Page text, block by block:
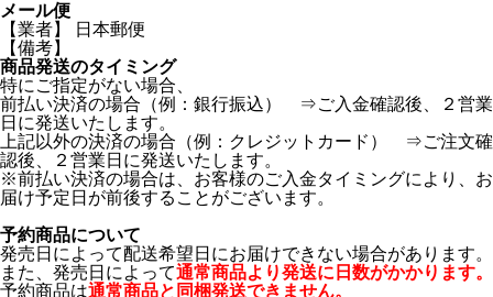
メール便
【業者】 日本郵便
【備考】
商品発送のタイミング
特にご指定がない場合、
前払い決済の場合（例：銀行振込） ⇒ご入金確認後、２営業
日に発送いたします。
上記以外の決済の場合（例：クレジットカード） ⇒ご注文確
認後、２営業日に発送いたします。
※前払い決済の場合は、お客様のご入金タイミングにより、お
届け予定日が前後することがございます。
予約商品について
発売日によって配送希望日にお届けできない場合があります。
また、発売日によって通常商品より発送に日数がかかります。
予約商品は通常商品と同梱発送できません。